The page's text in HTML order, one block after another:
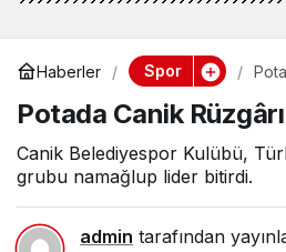
Haberler Spor
Potada Canik Rüzgârı
Canik Belediyespor Kulübü,
grubu namağlup lider bitirdi.
admin tarafından